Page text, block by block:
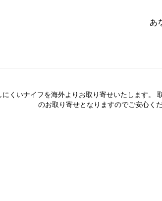
あ
くいナイフを海外よりお取り寄せいたします。
のお取り寄せとなりますのでご安心くだ